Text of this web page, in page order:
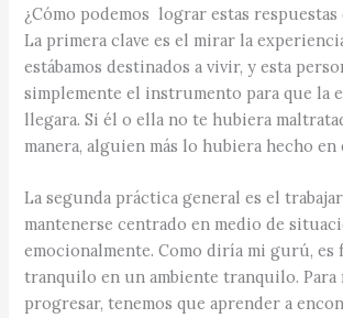
¿Cómo podemos lograr estas respuestas
La primera clave es el mirar la
estábamos destinados a vivir, y esta
simplemente el instrumento para que la
llegara. Si él o ella no te hubiera
manera, alguien más lo hubiera hecho
La segunda práctica general es el
mantenerse centrado en medio de
emocionalmente. Como diría mi gurú, es
tranquilo en un ambiente tranquilo. Para
progresar, tenemos que aprender a